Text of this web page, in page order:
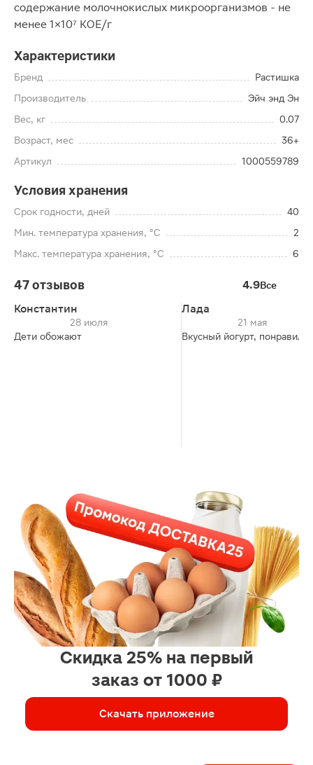
содержание молочнокислых микроорганизмов - не
менее 1×10⁷ КОЕ/г
Характеристики
Бренд
Растишка
Производитель
Эйч энд Эн
Вес, кг
0.07
Возраст, мес
36+
Артикул
1000559789
Условия хранения
Срок годности, дней
40
Мин. температура хранения, °C
2
Макс. температура хранения, °C
6
47 отзывов 4.9Все
Константин
28 июля
Дети обожают
Лада
21 мая
Вкусный йогурт,
Скидка 25% на первый
заказ от 1000 ₽
Скачать приложение